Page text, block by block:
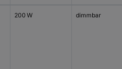
200 W dimmbar